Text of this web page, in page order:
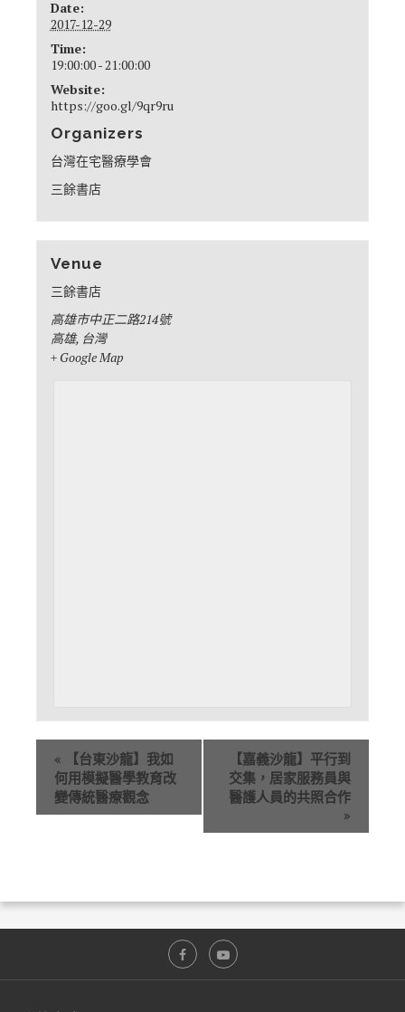
Date:
2017-12-29
Time:
19:00:00 - 21:00:00
Website:
https://goo.gl/9qr9ru
Organizers
台灣在宅醫療學會
三餘書店
Venue
三餘書店
高雄市中正二路214號
高雄, 台灣
+ Google Map
« 【台東沙龍】我如
何用模擬醫學教育改
變傳統醫療觀念
【嘉義沙龍】平行到
交集，居家服務員與
醫護人員的共照合作
»